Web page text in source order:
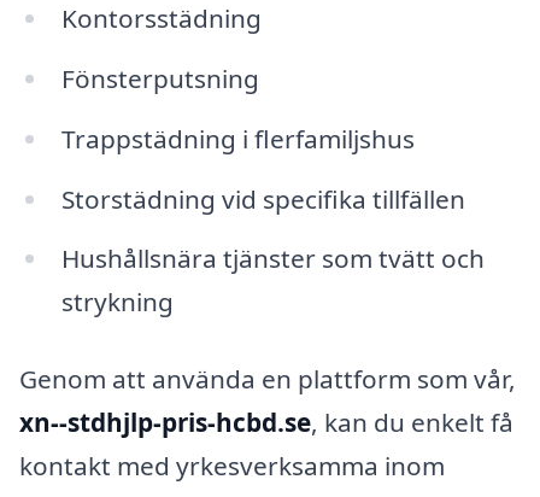
Kontorsstädning
Fönsterputsning
Trappstädning i flerfamiljshus
Storstädning vid specifika tillfällen
Hushållsnära tjänster som tvätt och
strykning
Genom att använda en plattform som vår,
xn--stdhjlp-pris-hcbd.se, kan du enkelt få
kontakt med yrkesverksamma inom